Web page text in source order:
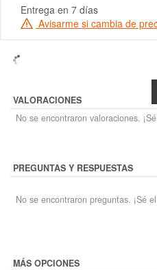
Entrega en 7 días
Avisarme si cambia de
VALORACIONES
No se encontraron valoraciones.
PREGUNTAS Y RESPUESTAS
No se encontraron preguntas. ¡Sé
MÁS OPCIONES